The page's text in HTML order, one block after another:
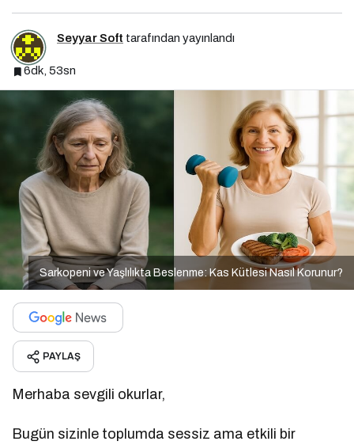
Seyyar Soft tarafından yayınlandı
6dk, 53sn
Sarkopeni ve Yaşlılıkta Beslenme: Kas Kütlesi Nasıl Korunur?
PAYLAŞ
Merhaba sevgili okurlar,
Bugün sizinle toplumda sessiz ama etkili bir